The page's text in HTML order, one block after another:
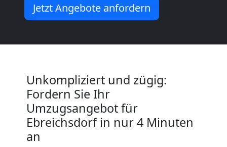
Jetzt Angebote anfordern
Unkompliziert und zügig:
Fordern Sie Ihr
Umzugsangebot für
Ebreichsdorf in nur 4 Minuten
an
Büroumzug
Wiener
Neustadt
Expressumzug
Wiener